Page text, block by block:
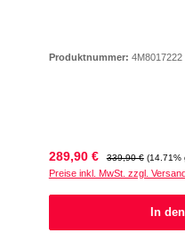
Produktnummer: 4M8017222
Verkaufspreis:
289,90 € Regulärer Preis:
339,90 € (14.71%
Preise inkl. MwSt. zzgl.
In